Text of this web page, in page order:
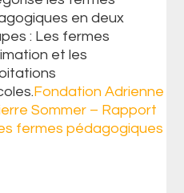
en deux
: Les fermes
et les
Fondation Adrienne
Sommer – Rapport
fermes pédagogiques